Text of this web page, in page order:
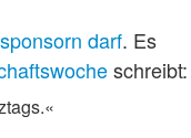
darf. Es
schreibt: